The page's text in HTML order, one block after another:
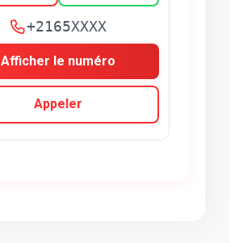
+2165XXXX
Afficher le numéro
Appeler